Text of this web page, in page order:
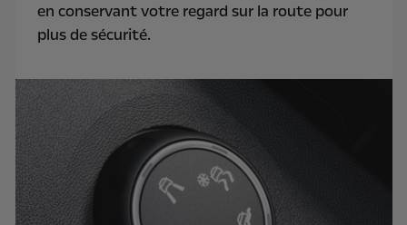
en conservant votre regard sur la route pour
plus de sécurité.